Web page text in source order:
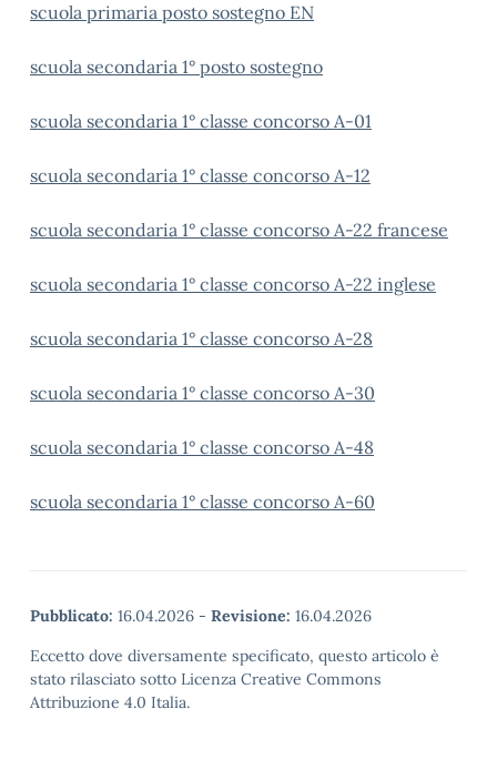
scuola primaria posto sostegno EN
scuola secondaria 1° posto sostegno
scuola secondaria 1° classe concorso A-01
scuola secondaria 1° classe concorso A-12
scuola secondaria 1° classe concorso A-22 francese
scuola secondaria 1° classe concorso A-22 inglese
scuola secondaria 1° classe concorso A-28
scuola secondaria 1° classe concorso A-30
scuola secondaria 1° classe concorso A-48
scuola secondaria 1° classe concorso A-60
Pubblicato: 16.04.2026 - Revisione: 16.04.2026
Eccetto dove diversamente specificato, questo articolo è
stato rilasciato sotto Licenza Creative Commons
Attribuzione 4.0 Italia.